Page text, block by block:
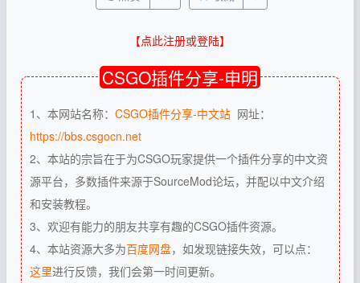
【点此注册或登陆】
CSGO插件分享-申明
1、本网站名称： CSGO插件分享-中文站网址：
https://bbs.csgocn.net
2、本站的宗旨在于为CSGO玩家提供一个插件分享的中文资
源平台，多数插件来源于SourceMod论坛，并配以中文介绍
和安装教程。
3、欢迎有能力的朋友共享有趣的CSGO插件资源。
4、本站资源大多为百度网盘，如发现链接失效，可以点：
这里进行反馈，我们会第一时间更新。